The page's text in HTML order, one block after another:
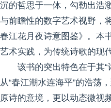
沉的哲思于一体，勾勒出浩
与前瞻性的数字艺术视野，
春江花月夜诗意图鉴》。本
艺术实践，为传统诗歌的现
该书的突出特色在于其
从“春江潮水连海平”的浩荡
原诗的意境，更以动态微